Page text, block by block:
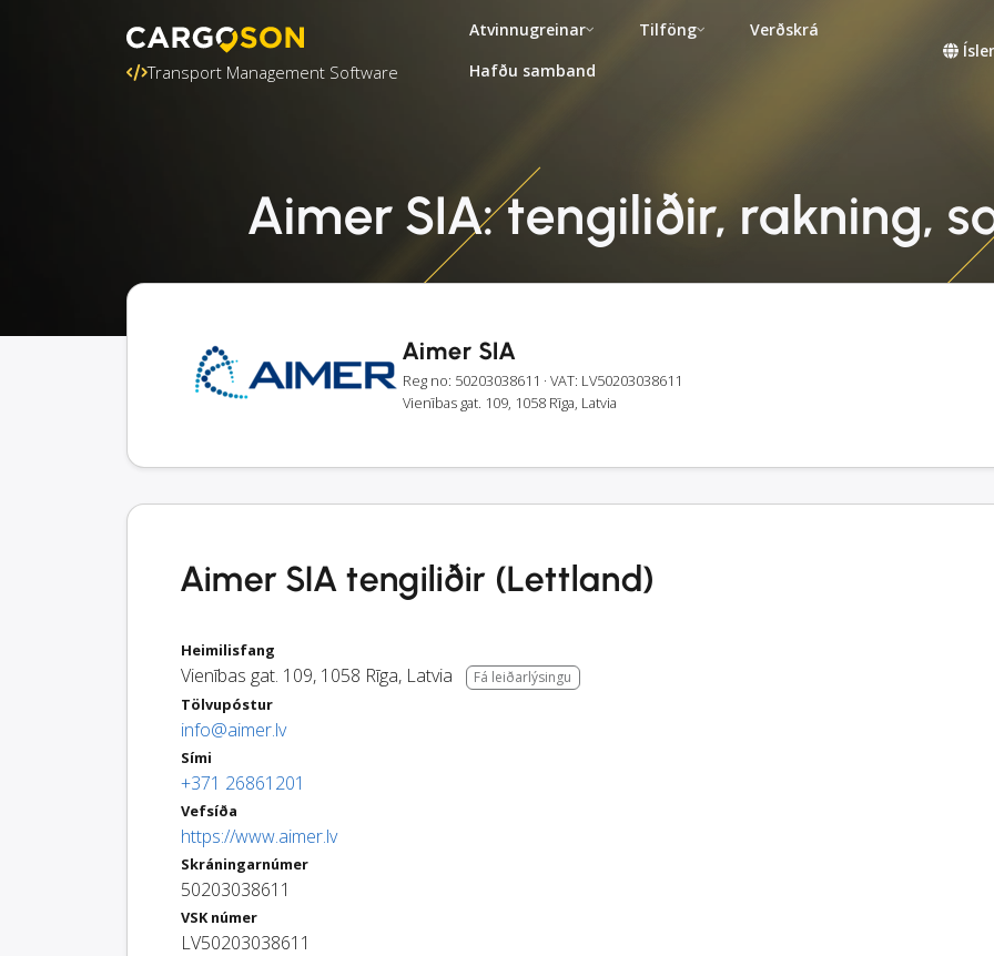
Transport Management Software
Atvinnugreinar Tilföng
Verðskrá
Hafðu samband
Aimer SIA: tengiliðir, rakning,
Aimer SIA
Reg no: 50203038611 · VAT: LV50203038611
Vienības gat. 109, 1058 Rīga, Latvia
Aimer SIA tengiliðir (Lettland)
Heimilisfang
Vienības gat. 109, 1058 Rīga, Latvia Fá leiðarlýsingu
Tölvupóstur
info@aimer.lv
Sími
+371 26861201
Vefsíða
https://www.aimer.lv
Skráningarnúmer
50203038611
VSK númer
LV50203038611